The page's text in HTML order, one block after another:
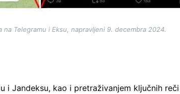
Telegramu i Eksu, napravljeni 9. decembra 2024.
i Jandeksu, kao i pretraživanjem ključnih